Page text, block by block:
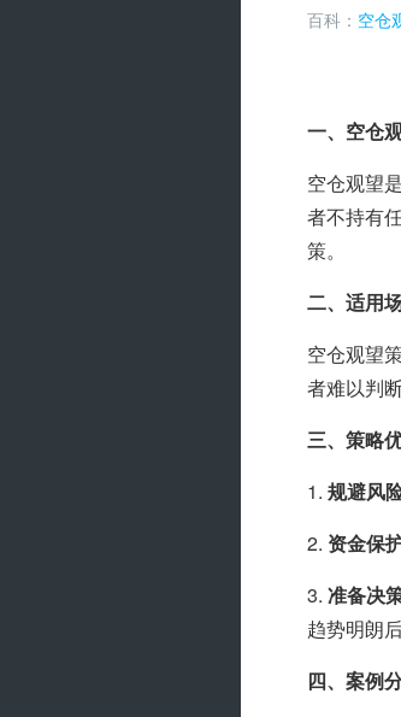
百科： 空仓
一、空仓
空仓观望
者不持有
策。
二、适用
空仓观望
者难以判
三、策略
1. 规避风
2. 资金保
3. 准备决
趋势明朗
四、案例